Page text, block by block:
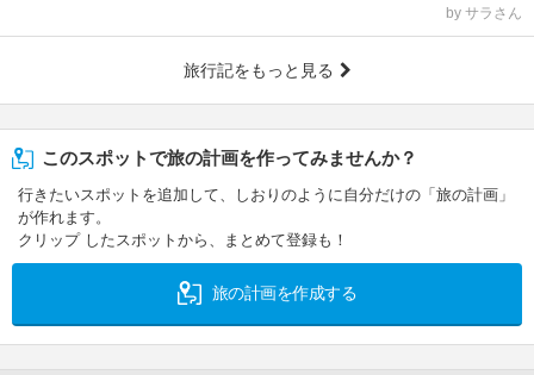
by サラさん
旅行記をもっと見る
このスポットで旅の計画を作ってみませんか？
行きたいスポットを追加して、しおりのように自分だけの「旅の計画」
が作れます。
クリップ したスポットから、まとめて登録も！
旅の計画を作成する